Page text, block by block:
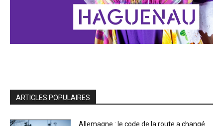
ARTICLES POPULAIRES
Allemagne : le code de la route a changé